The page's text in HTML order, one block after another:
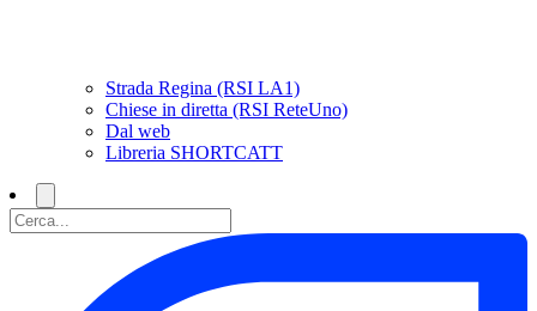
Strada Regina (RSI LA1)
Chiese in diretta (RSI ReteUno)
Dal web
Libreria SHORTCATT